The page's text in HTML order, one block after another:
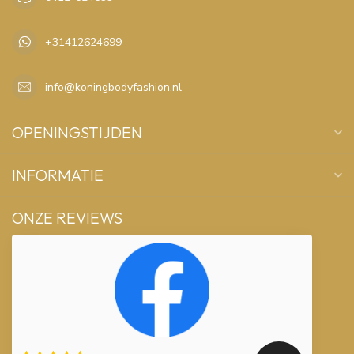
+31412624699
info@koningbodyfashion.nl
OPENINGSTIJDEN
INFORMATIE
ONZE REVIEWS